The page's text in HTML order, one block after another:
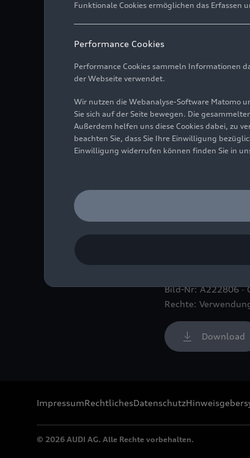
72 Online-Events
Bild-Nr: A222806 ·
Rechte:
Download
ImpressumRechtlichesDatenschutz
© 2026 AUDI AG. Alle Rechte vorbehalten.
Funktionale Cookies ermöglichen das
Performance Cookies
Performance Cookies sammeln Informationen
der Webseite verwendet.
Wir nutzen die Webanalyse-Software Matomo
Sie sich auf der Seite bewegen. Die
Außerdem helfen uns diese Cookies dabei, zu
beachten Sie, dass Sie Ihre Einwilligung
Einwilligung widerrufen können finden Sie in